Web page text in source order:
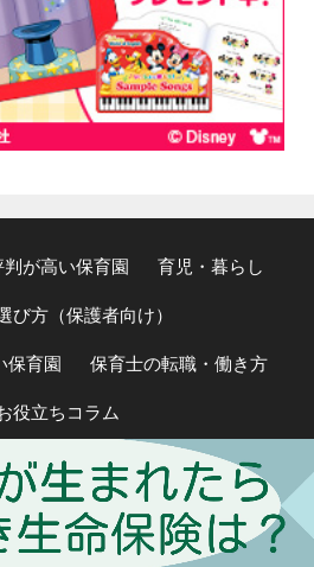
判が高い保育園 育児・暮らし
び方（保護者向け）
保育園 保育士の転職・働き方
役立ちコラム
ャリスト・小阪有花のコラム
について、運営者情報